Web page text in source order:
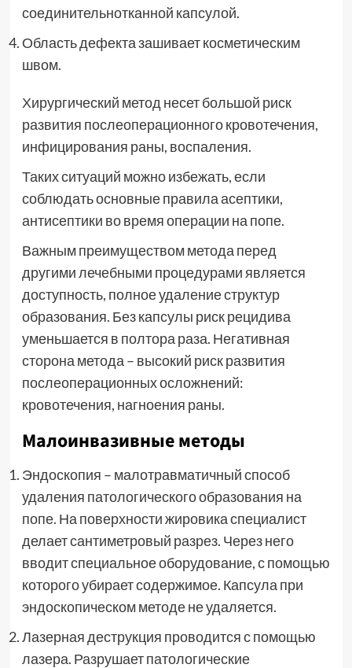
соединительнотканной капсулой.
Область дефекта зашивает косметическим
швом.
Хирургический метод несет большой риск
развития послеоперационного кровотечения,
инфицирования раны, воспаления.
Таких ситуаций можно избежать, если
соблюдать основные правила асептики,
антисептики во время операции на попе.
Важным преимуществом метода перед
другими лечебными процедурами является
доступность, полное удаление структур
образования. Без капсулы риск рецидива
уменьшается в полтора раза. Негативная
сторона метода – высокий риск развития
послеоперационных осложнений:
кровотечения, нагноения раны.
Малоинвазивные методы
Эндоскопия – малотравматичный способ
удаления патологического образования на
попе. На поверхности жировика специалист
делает сантиметровый разрез. Через него
вводит специальное оборудование, с помощью
которого убирает содержимое. Капсула при
эндоскопическом методе не удаляется.
Лазерная деструкция проводится с помощью
лазера. Разрушает патологические